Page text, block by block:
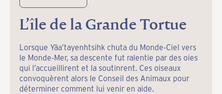
L’île de la Grande Tortue
Lorsque Yäa’tayenhtsihk chuta du Monde-Ciel vers
le Monde-Mer, sa descente fut ralentie par des oies
qui l’accueillirent et la soutinrent. Ces oiseaux
convoquèrent alors le Conseil des Animaux pour
déterminer comment lui venir en aide.